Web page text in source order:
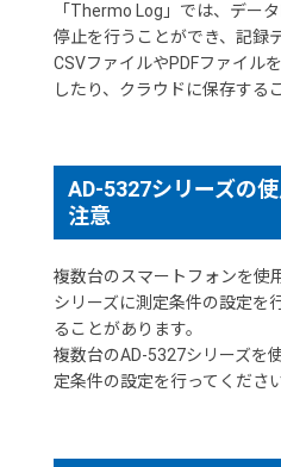
「Thermo Log」では、デー
停止を行うことができ、記録
CSVファイルやPDFファイル
したり、クラウドに保存する
AD-5327シリーズの
注意
複数台のスマートフォンを使
シリーズに測定条件の設定を
ることがあります。
複数台のAD-5327シリーズを
定条件の設定を行ってください